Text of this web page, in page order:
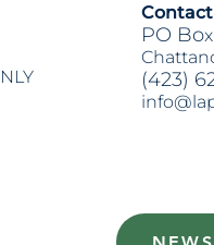
Contact
PO Bo
(423)